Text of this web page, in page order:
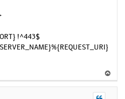
!^443$
е